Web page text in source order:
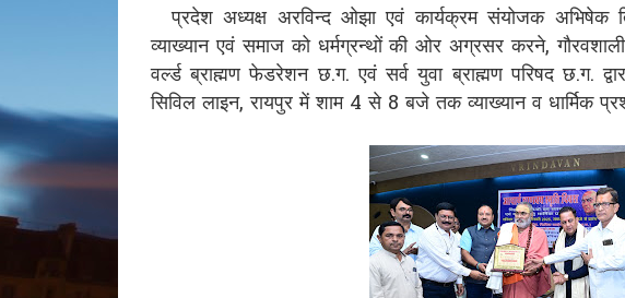
प्रदेश अध्यक्ष अरविन्द ओझा एवं कार्यक्रम संयोजक अभिषेक
व्याख्यान एवं समाज को धर्मग्रन्थों की ओर अग्रसर करने,
वर्ल्ड ब्राह्मण फेडरेशन छ.ग. एवं सर्व युवा ब्राह्मण परिषद छ.ग.
सिविल लाइन, रायपुर में शाम 4 से 8 बजे तक व्याख्यान व धार्मिक